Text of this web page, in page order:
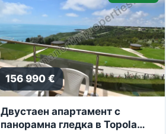
156 990 €
Двустаен апартамент с
панорамна гледка в Topola